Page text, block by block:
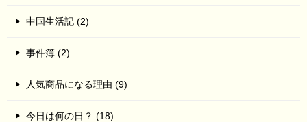
中国生活記 (2)
事件簿 (2)
人気商品になる理由 (9)
今日は何の日？ (18)